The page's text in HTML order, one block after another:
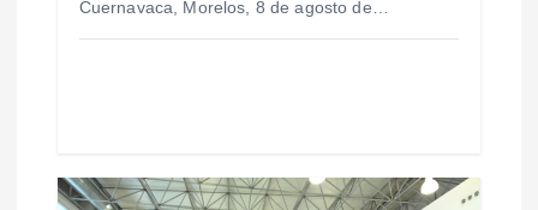
Cuernavaca, Morelos, 8 de agosto de…